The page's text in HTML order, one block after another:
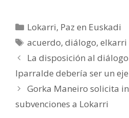
Categorías
Lokarri, Paz en Euskadi
Etiquetas
acuerdo,diálogo,elkarri
La disposición al
Iparralde debería ser un
Gorka Maneiro solicita
subvenciones a Lokarri